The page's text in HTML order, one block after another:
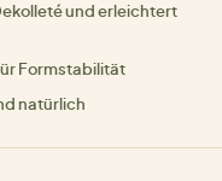
und erleichtert
Formstabilität
natürlich